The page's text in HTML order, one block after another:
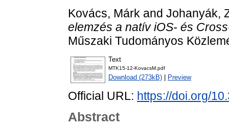
Kovács, Márk and Johanyák,
elemzés a natív iOS- és
Műszaki Tudományos
Text
MTK15-12-KovacsM.pdf
Download (273kB) Preview
Official URL: https://doi.org/
Abstract